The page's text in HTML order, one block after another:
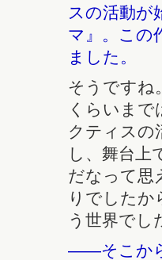
スの活動が
マ』。この
ました。
そうですね
くらいま
クティスの
し、舞台上
だなって思
りでした
う世界でし
――そこか